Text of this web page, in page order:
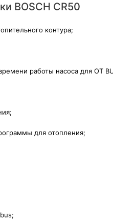
BOSCH CR50
контура;
работы насоса для OT
для отопления;